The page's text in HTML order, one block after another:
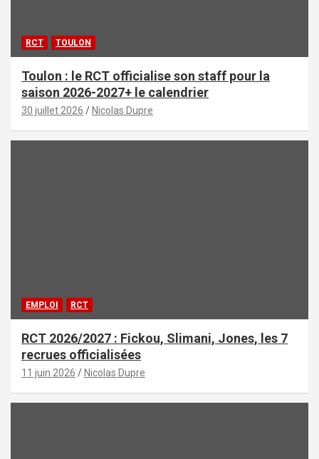
RCT TOULON
Toulon : le RCT officialise son staff pour la
saison 2026-2027+ le calendrier
30 juillet 2026 Nicolas Dupre
EMPLOI RCT
RCT 2026/2027 : Fickou, Slimani, Jones, les 7
recrues officialisées
11 juin 2026 Nicolas Dupre